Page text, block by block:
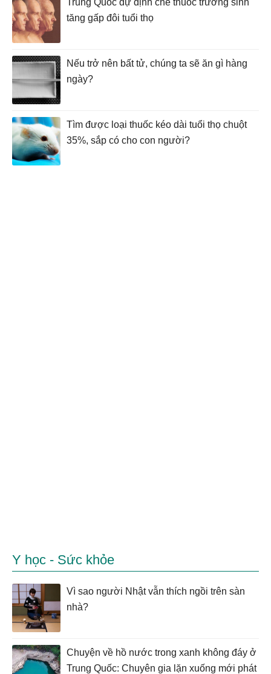
Trung Quốc dự định chế thuốc trường sinh
tăng gấp đôi tuổi thọ
Nếu trở nên bất tử, chúng ta sẽ ăn gì hàng
ngày?
Tìm được loại thuốc kéo dài tuổi thọ chuột
35%, sắp có cho con người?
Y học - Sức khỏe
Vì sao người Nhật vẫn thích ngồi trên sàn
nhà?
Chuyện về hồ nước trong xanh không đáy ở
Trung Quốc: Chuyên gia lặn xuống mới phát